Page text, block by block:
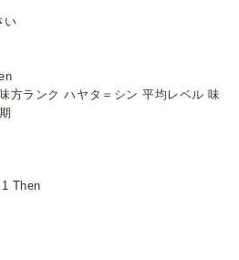
い
方ランク ハヤタ＝シン 平均レベル 味
Then